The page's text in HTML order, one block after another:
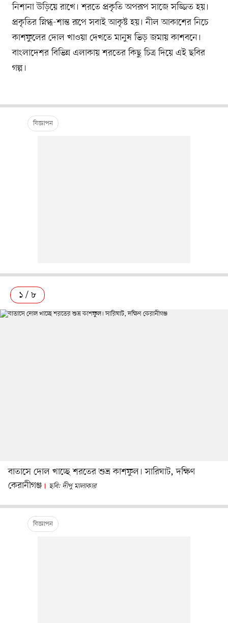
নিশানা উড়িয়ে রাখে। শরতে প্রকৃতি অপরূপ সাজে সজ্জিত হয়।
প্রকৃতির স্নিগ্ধ-শান্ত রূপে সবাই আকৃষ্ট হয়। নীল আকাশের নিচে
কাশফুলের দোল খাওয়া দেখতে মানুষ ভিড় জমায় কাশবনে।
বাংলাদেশর বিভিন্ন এলাকায় শরতের কিছু চিত্র দিয়ে এই ছবির
গল্প।
১ / ৮
বাতাসে দোল খাচ্ছে শরতের শুভ্র কাশফুল। সারিঘাট, দক্ষিণ
কেরানীগঞ্জ
ছবি: দীপু মালাকার